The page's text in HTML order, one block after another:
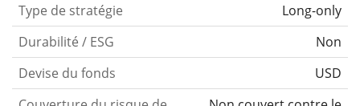
Type de stratégie
Long-only
Durabilité / ESG
Non
Devise du fonds
USD